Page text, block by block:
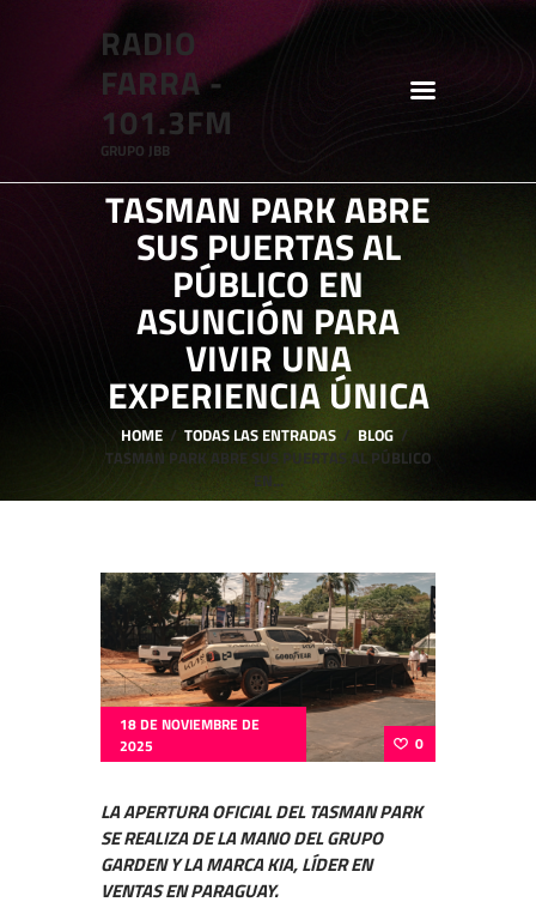
RADIO
FARRA -
101.3FM
GRUPO JBB
TASMAN PARK ABRE
SUS PUERTAS AL
PÚBLICO EN
ASUNCIÓN PARA
VIVIR UNA
EXPERIENCIA ÚNICA
HOME TODAS LAS ENTRADAS
BLOG
TASMAN PARK ABRE SUS PUERTAS AL PÚBLICO
EN...
RADIO FARRA - 101.3FM
HOME
SHOWS
BLOG
FEATURES
ABOUT
18 DE NOVIEMBRE DE
2025
0
LA APERTURA OFICIAL DEL TASMAN PARK
SE REALIZA DE LA MANO DEL GRUPO
GARDEN Y LA MARCA KIA, LÍDER EN
VENTAS EN PARAGUAY.